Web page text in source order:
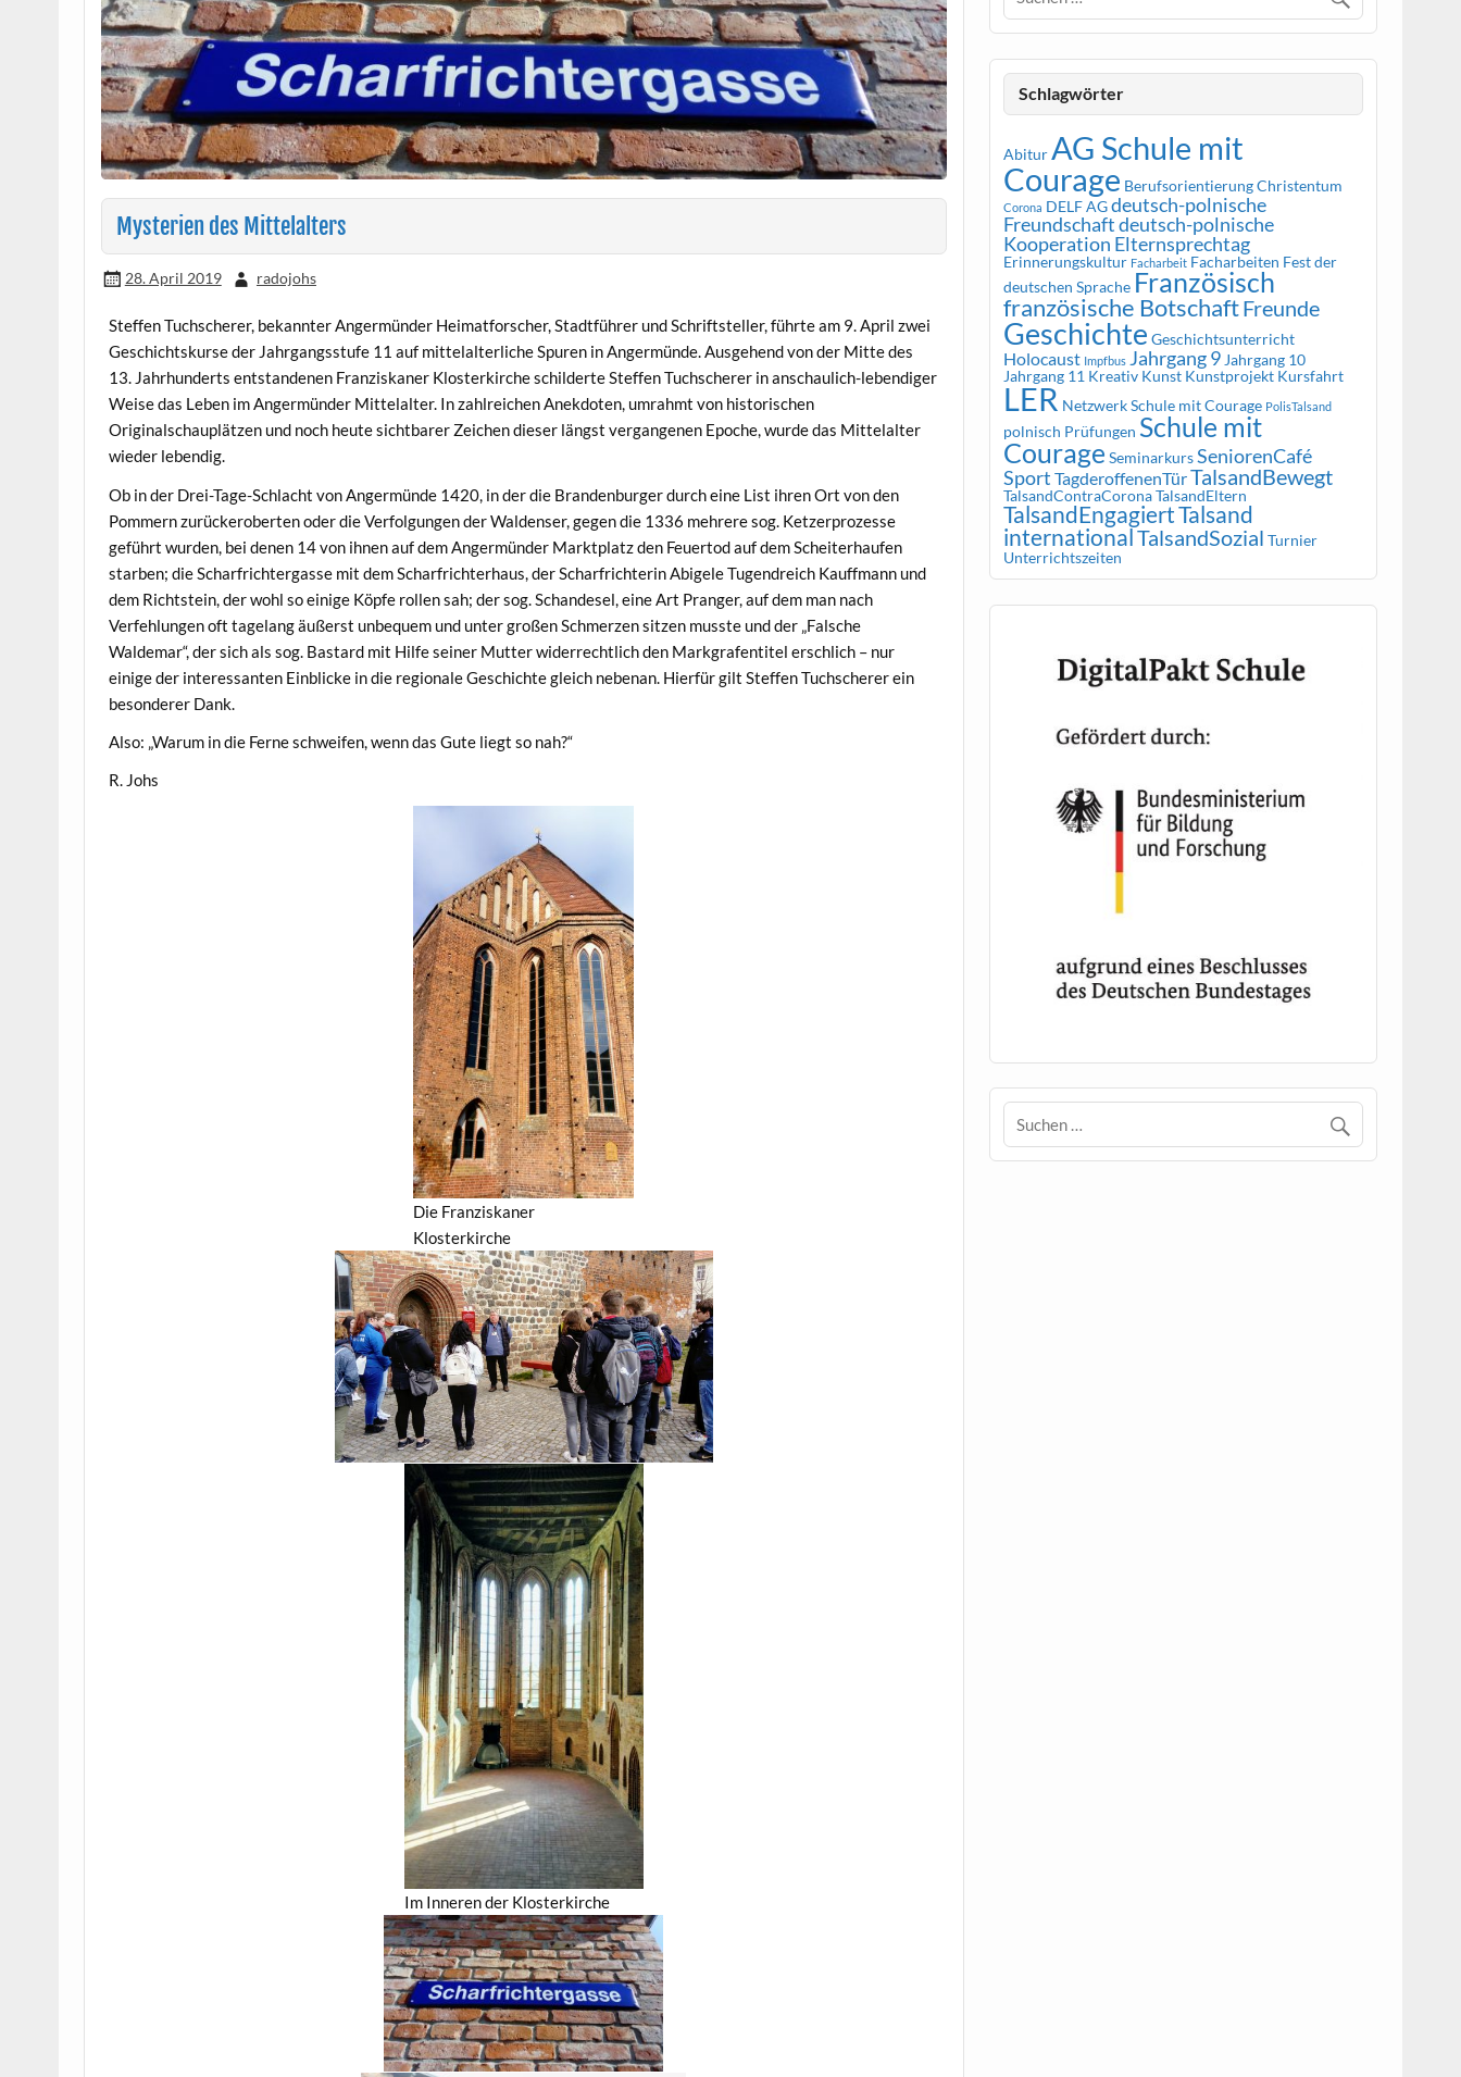
Mysterien des Mittelalters
28. April 2019 radojohs
Steffen Tuchscherer, bekannter Angermünder Heimatforscher, Stadtführer und Schriftsteller, führte am 9. April zwei
Geschichtskurse der Jahrgangsstufe 11 auf mittelalterliche Spuren in Angermünde. Ausgehend von der Mitte des
13. Jahrhunderts entstandenen Franziskaner Klosterkirche schilderte Steffen Tuchscherer in anschaulich-lebendiger
Weise das Leben im Angermünder Mittelalter. In zahlreichen Anekdoten, umrahmt von historischen
Originalschauplätzen und noch heute sichtbarer Zeichen dieser längst vergangenen Epoche, wurde das Mittelalter
wieder lebendig.
Ob in der Drei-Tage-Schlacht von Angermünde 1420, in der die Brandenburger durch eine List ihren Ort von den
Pommern zurückeroberten oder die Verfolgungen der Waldenser, gegen die 1336 mehrere sog. Ketzerprozesse
geführt wurden, bei denen 14 von ihnen auf dem Angermünder Marktplatz den Feuertod auf dem Scheiterhaufen
starben; die Scharfrichtergasse mit dem Scharfrichterhaus, der Scharfrichterin Abigele Tugendreich Kauffmann und
dem Richtstein, der wohl so einige Köpfe rollen sah; der sog. Schandesel, eine Art Pranger, auf dem man nach
Verfehlungen oft tagelang äußerst unbequem und unter großen Schmerzen sitzen musste und der „Falsche
Waldemar“, der sich als sog. Bastard mit Hilfe seiner Mutter widerrechtlich den Markgrafentitel erschlich – nur
einige der interessanten Einblicke in die regionale Geschichte gleich nebenan. Hierfür gilt Steffen Tuchscherer ein
besonderer Dank.
Also: „Warum in die Ferne schweifen, wenn das Gute liegt so nah?“
R. Johs
Die Franziskaner
Klosterkirche
Im Inneren der Klosterkirche
Schlagwörter
AbiturAG Schule mit
Courage BerufsorientierungChristentum
Corona DELF AGdeutsch-polnische
Freundschaftdeutsch-polnische
Kooperation Elternsprechtag
Erinnerungskultur Facharbeit Facharbeiten Fest der
deutschen Sprache Französisch
französische BotschaftFreunde
Geschichte Geschichtsunterricht
Holocaust Impfbus Jahrgang 9 Jahrgang 10
Jahrgang 11 Kreativ Kunst Kunstprojekt Kursfahrt
LER Netzwerk Schule mit Courage PolisTalsand
polnisch Prüfungen Schule mit
Courage SeminarkursSeniorenCafé
Sport TagderoffenenTürTalsandBewegt
TalsandContraCoronaTalsandEltern
TalsandEngagiertTalsand
internationalTalsandSozial Turnier
Unterrichtszeiten